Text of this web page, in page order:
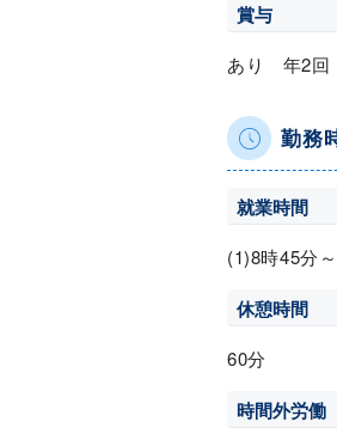
賞与
あり 年2回
勤務
就業時間
(1)8時45分
休憩時間
60分
時間外労働